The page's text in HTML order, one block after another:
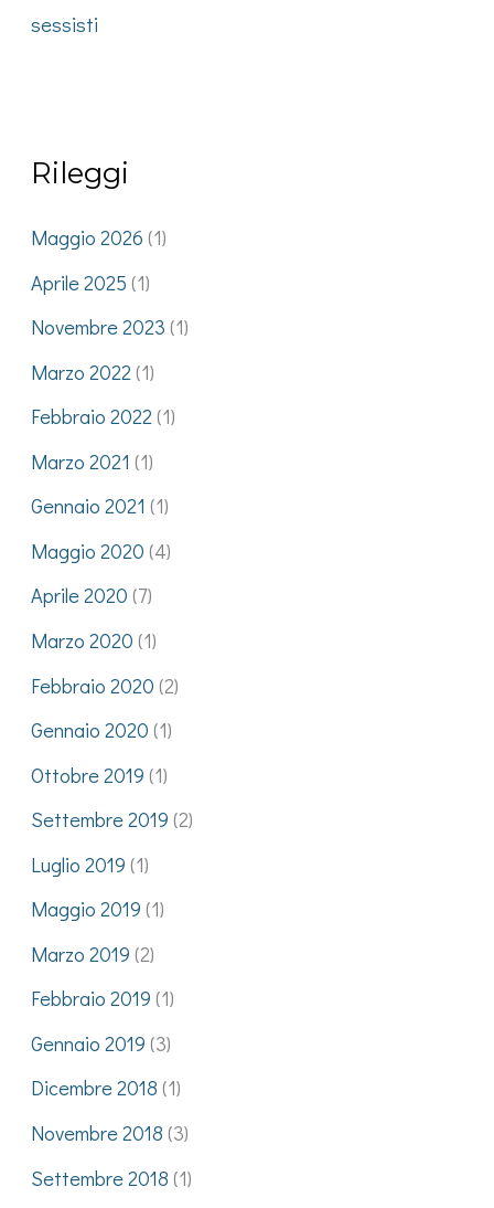
sessisti
Rileggi
Maggio 2026 (1)
Aprile 2025 (1)
Novembre 2023 (1)
Marzo 2022 (1)
Febbraio 2022(1)
Marzo 2021 (1)
Gennaio 2021 (1)
Maggio 2020 (4)
Aprile 2020 (7)
Marzo 2020 (1)
Febbraio 2020 (2)
Gennaio 2020 (1)
Ottobre 2019 (1)
Settembre 2019 (2)
Luglio 2019 (1)
Maggio 2019 (1)
Marzo 2019 (2)
Febbraio 2019 (1)
Gennaio 2019 (3)
Dicembre 2018 (1)
Novembre 2018 (3)
Settembre 2018 (1)